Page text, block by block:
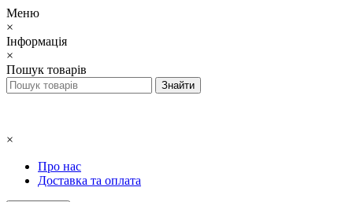
Меню
×
Інформація
×
Пошук товарів
×
Про нас
Доставка та оплата